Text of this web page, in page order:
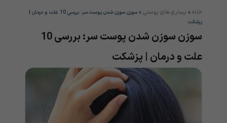
خانه » بیماری های پوستی »
سوزن سوزن شدن پوست سر: بررسی 10 علت و درمان |
پزشکت
سوزن سوزن شدن پوست سر: بررسی 10
علت و درمان | پزشکت